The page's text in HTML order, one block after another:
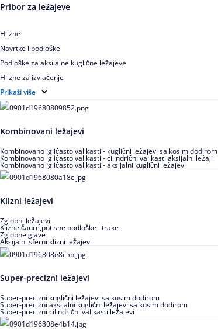
Pribor za ležajeve
Hilzne
Navrtke i podloške
Podloške za aksijalne kuglične ležajeve
Hilzne za izvlačenje
Ugaoni prstenovi za cilindrično valjkaste ležajeve
Prikaži više
Kombinovani ležajevi
Kombinovano igličasto valjkasti - kuglični ležajevi sa kosim dodirom
Kombinovano igličasto valjkasti - cilindrični valjkasti aksijalni ležaji
Kombinovano igličasto valjkasti - aksijalni kuglični ležajevi
Klizni ležajevi
Zglobni ležajevi
Klizne čaure,potisne podloške i trake
Zglobne glave
Aksijalni sferni klizni ležajevi
Super-precizni ležajevi
Super-precizni kuglični ležajevi sa kosim dodirom
Super-precizni aksijalni kuglični ležajevi sa kosim dodirom
Super-precizni cilindrični valjkasti ležajevi